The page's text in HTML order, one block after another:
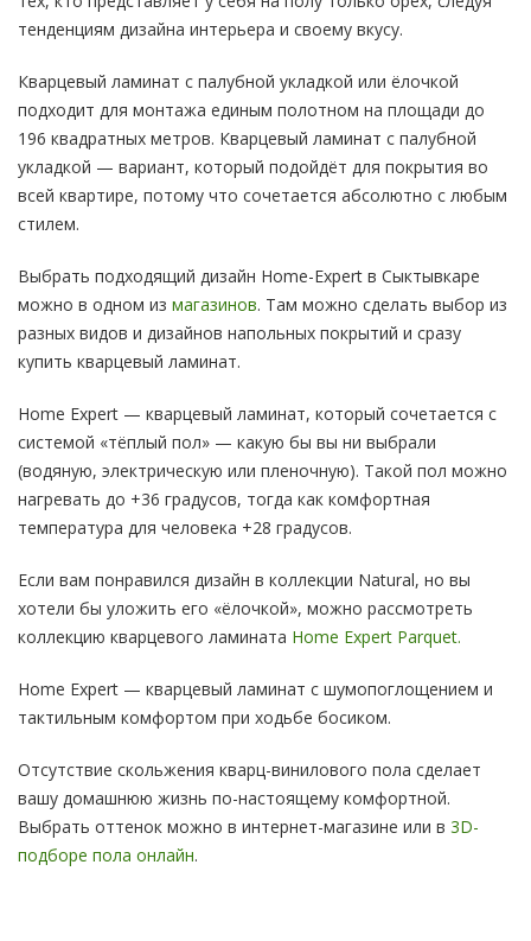
тенденциям дизайна интерьера и своему вкусу.
Кварцевый ламинат с палубной укладкой или ёлочкой
подходит для монтажа единым полотном на площади до
196 квадратных метров. Кварцевый ламинат с палубной
укладкой — вариант, который подойдёт для покрытия во
всей квартире, потому что сочетается абсолютно с любым
стилем.
Выбрать подходящий дизайн Home-Expert в Сыктывкаре
можно в одном из магазинов. Там можно сделать выбор из
разных видов и дизайнов напольных покрытий и сразу
купить кварцевый ламинат.
Home Expert — кварцевый ламинат, который сочетается с
системой «тёплый пол» — какую бы вы ни выбрали
(водяную, электрическую или пленочную). Такой пол можно
нагревать до +36 градусов, тогда как комфортная
температура для человека +28 градусов.
Если вам понравился дизайн в коллекции Natural, но вы
хотели бы уложить его «ёлочкой», можно рассмотреть
коллекцию кварцевого ламината Home Expert Parquet.
Home Expert — кварцевый ламинат с шумопоглощением и
тактильным комфортом при ходьбе босиком.
Отсутствие скольжения кварц-винилового пола сделает
вашу домашнюю жизнь по-настоящему комфортной.
Выбрать оттенок можно в интернет-магазине или в 3D-
подборе пола онлайн.